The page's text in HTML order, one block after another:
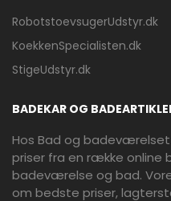
RobotstoevsugerUdstyr.dk
KoekkenSpecialisten.dk
StigeUdstyr.dk
BADEKAR OG
Hos Bad og
priser fra en række online
badeværelse og bad.
om bedste priser,